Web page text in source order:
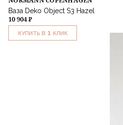
Ваза Deko Object S3 Hazel
10 904 ₽
КУПИТЬ В 1 КЛИК